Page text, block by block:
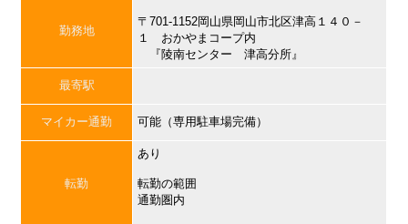
勤務地
〒701-1152岡山県岡山市北区津高１４０－
１ おかやまコープ内
『陵南センター 津高分所』
最寄駅
マイカー通勤 可能（専用駐車場完備）
転勤
あり
転勤の範囲
通勤圏内